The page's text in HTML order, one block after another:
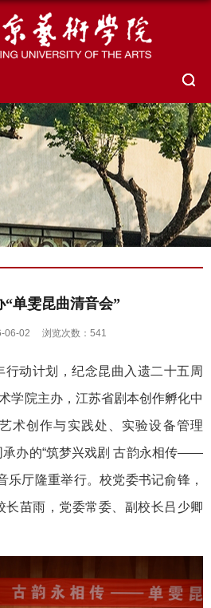
单雯昆曲清音会”
06-02 浏览次数： 541
行动计划，纪念昆曲入遗二十五周
学院主办，江苏省剧本创作孵化中
术创作与实践处、实验设备管理
承办的“筑梦兴戏剧 古韵永相传——
乐厅隆重举行。校党委书记俞锋，
长苗雨，党委常委、副校长吕少卿